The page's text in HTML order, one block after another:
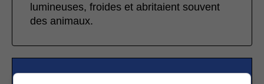
lumineuses, froides et abritaient souvent
des animaux.